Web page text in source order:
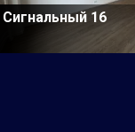
Сигнальный 16